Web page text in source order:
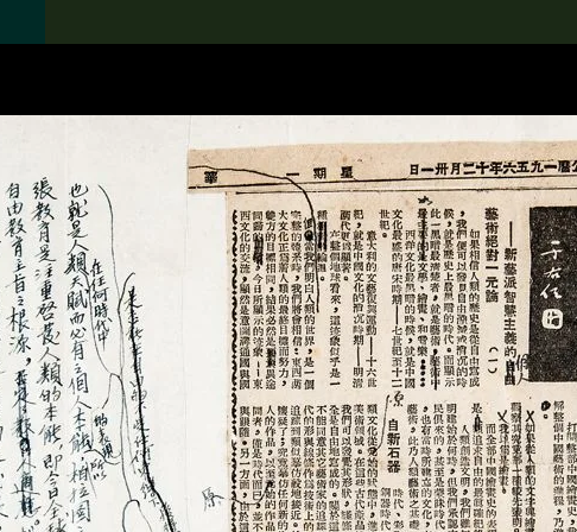
Search the Collection